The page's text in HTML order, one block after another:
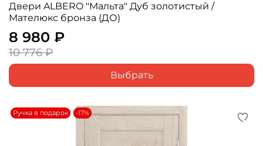
Двери ALBERO "Мальта" Дуб золотистый /
Мателюкс бронза (ДО)
8 980 ₽
10 776 ₽
Выбрать
Ручка в подарок -17%